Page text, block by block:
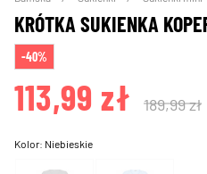
KRÓTKA SUKIENKA
-40%
113,99 zł 189,99 zł
Kolor: Niebieskie